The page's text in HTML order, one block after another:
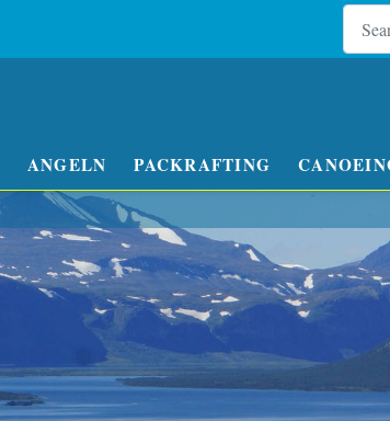
Search
ANGELN PACKRAFTING